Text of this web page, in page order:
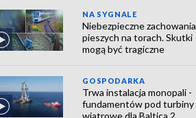
NA SYGNALE
Niebezpieczne zachowania
pieszych na torach. Skutki
mogą być tragiczne
GOSPODARKA
Trwa instalacja monopali -
fundamentów pod turbiny
wiatrowe dla Baltica 2